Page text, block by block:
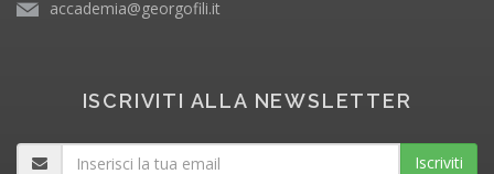
accademia@georgofili.it
ISCRIVITI ALLA NEWSLETTER
Iscriviti